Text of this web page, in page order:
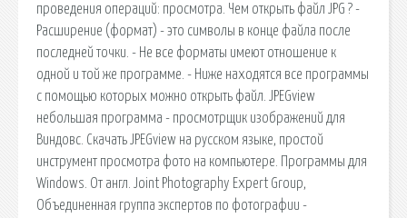
проведения операций: просмотра. Чем открыть файл JPG ? -
Расширение (формат) - это символы в конце файла после
последней точки. - Не все форматы имеют отношение к
одной и той же программе. - Ниже находятся все программы
с помощью которых можно открыть файл. JPEGview
небольшая программа - просмотрщик изображений для
Виндовс. Скачать JPEGview на русском языке, простой
инструмент просмотра фото на компьютере. Программы для
Windows. От англ. Joint Photography Expert Group,
Объединенная группа экспертов по фотографии -